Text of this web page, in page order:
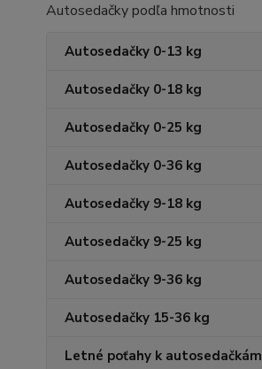
Autosedačky podľa hmotnosti
Autosedačky 0-13 kg
Autosedačky 0-18 kg
Autosedačky 0-25 kg
Autosedačky 0-36 kg
Autosedačky 9-18 kg
Autosedačky 9-25 kg
Autosedačky 9-36 kg
Autosedačky 15-36 kg
Letné poťahy k autosedačkám